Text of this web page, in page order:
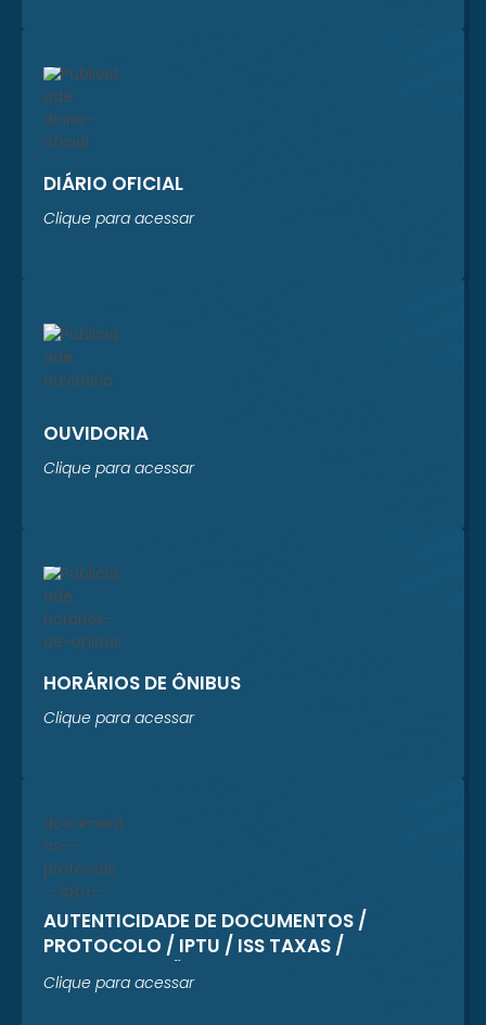
DIÁRIO OFICIAL
Clique para acessar
OUVIDORIA
Clique para acessar
HORÁRIOS DE ÔNIBUS
Clique para acessar
AUTENTICIDADE DE DOCUMENTOS /
PROTOCOLO / IPTU / ISS TAXAS /
REGULARIZAÇÃO CADASTRAL
Clique para acessar